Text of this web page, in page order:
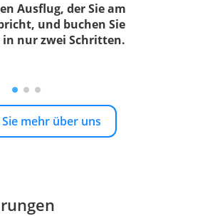
Ausflug, der Sie am
und buchen Sie
in nur zwei Schritten.
mehr über uns